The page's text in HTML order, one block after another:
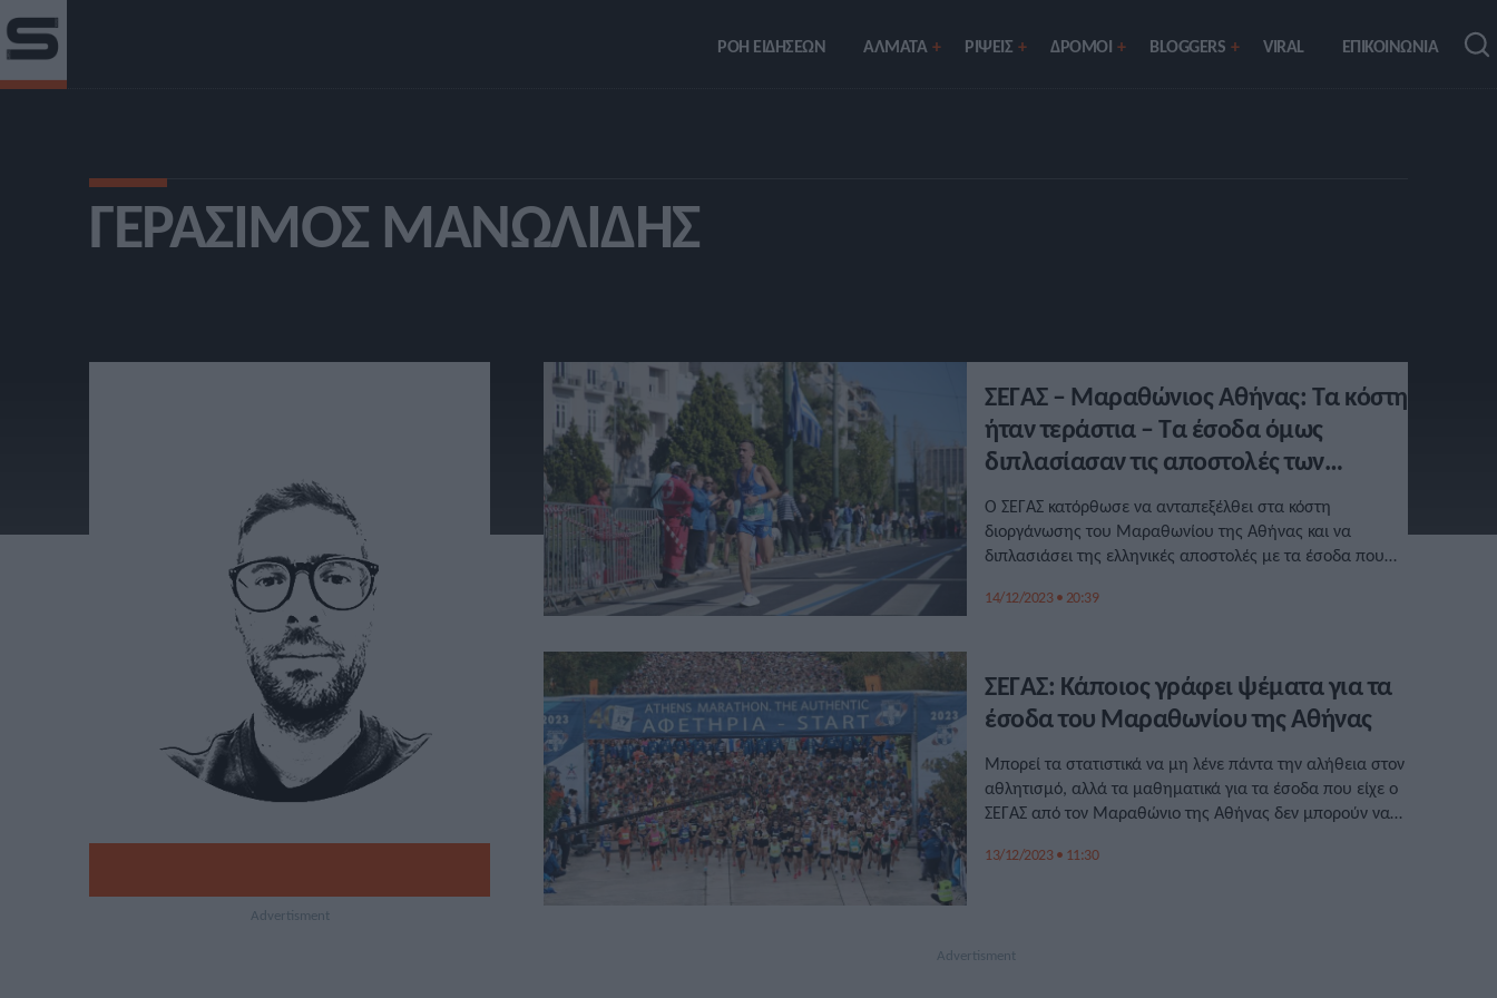
ΡΟΗ ΕΙΔΗΣΕΩΝ ΑΛΜΑΤΑ ΡIΨΕΙΣ ΔΡΟΜΟΙ BLOGGERS VIRAL ΕΠΙΚΟΙΝΩΝΙΑ
ΓΕΡΆΣΙΜΟΣ ΜΑΝΩΛΊΔΗΣ
ΣΕΓΑΣ – Μαραθώνιος Αθήνας: Τα κόστη
ήταν τεράστια – Τα έσοδα όμως
διπλασίασαν τις αποστολές των
Εθνικών ομάδων!
Ο ΣΕΓΑΣ κατόρθωσε να ανταπεξέλθει στα κόστη
διοργάνωσης του Μαραθωνίου της Αθήνας και να
διπλασιάσει της ελληνικές αποστολές με τα έσοδα που
14/12/2023 • 20:39
ΣΕΓΑΣ: Κάποιος γράφει ψέματα για τα
έσοδα του Μαραθωνίου της Αθήνας
Μπορεί τα στατιστικά να μη λένε πάντα την αλήθεια στον
αθλητισμό, αλλά τα μαθηματικά για τα έσοδα που είχε ο
ΣΕΓΑΣ από τον Μαραθώνιο της Αθήνας δεν μπορούν να
13/12/2023 • 11:30